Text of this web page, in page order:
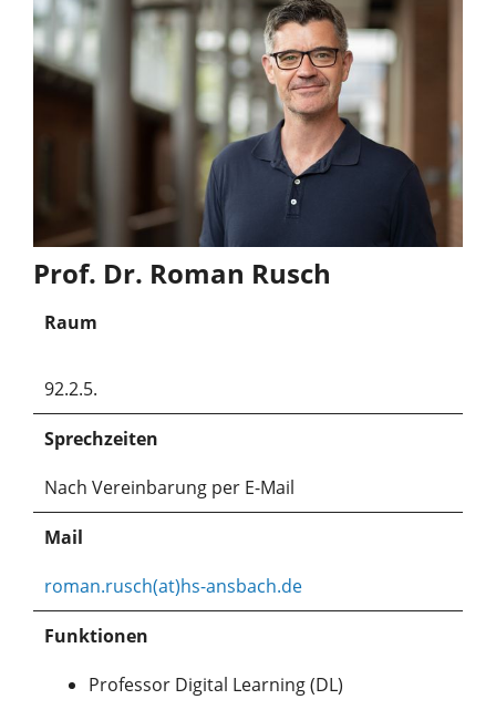
Prof. Dr. Roman Rusch
Raum
92.2.5.
Sprechzeiten
Nach Vereinbarung per E-Mail
Mail
roman.rusch(at)hs-ansbach.de
Funktionen
Professor Digital Learning (DL)